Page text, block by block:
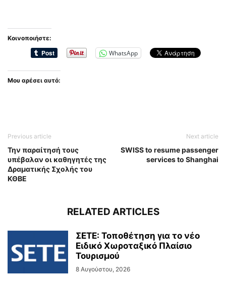
Κοινοποιήστε:
WhatsApp
Μου αρέσει αυτό:
Previous article
Την παραίτησή τους
υπέβαλαν οι καθηγητές της
Δραματικής Σχολής του
ΚΘΒΕ
Next article
SWISS to resume passenger
services to Shanghai
RELATED ARTICLES
ΣΕΤΕ: Τοποθέτηση για το νέο
Ειδικό Χωροταξικό Πλαίσιο
Τουρισμού
8 Αυγούστου, 2026